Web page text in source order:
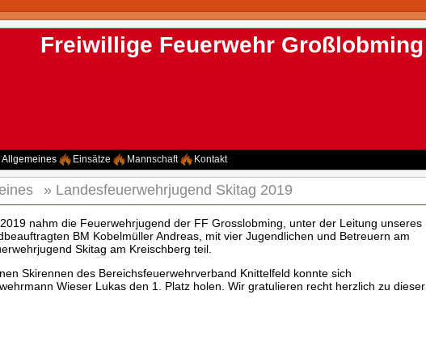
Freiwillige Feuerwehr Großlobming
Allgemeines Einsätze Mannschaft Kontakt
» Landesfeuerwehrjugend Skitag 2019
nahm die Feuerwehrjugend der FF Grosslobming, unter der Leitung unseres
BM Kobelmüller Andreas, mit vier Jugendlichen und Betreuern am
Skitag am Kreischberg teil.
Skirennen des Bereichsfeuerwehrverband Knittelfeld konnte sich
Wieser Lukas den 1. Platz holen. Wir gratulieren recht herzlich zu dieser